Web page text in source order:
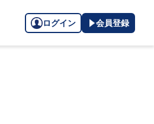
ログイン 会員登録